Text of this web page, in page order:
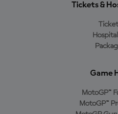
Tickets &
Game
MotoGP™
MotoGP™